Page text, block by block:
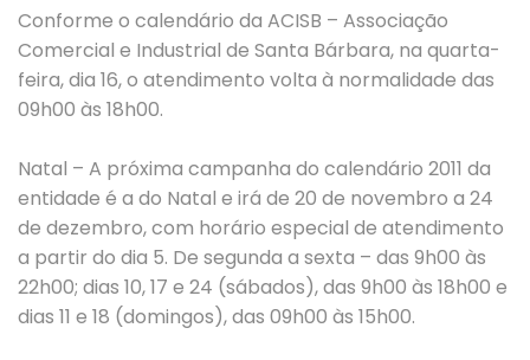
Conforme o calendário da ACISB – Associação
Comercial e Industrial de Santa Bárbara, na quarta-
feira, dia 16, o atendimento volta à normalidade das
09h00 às 18h00.
Natal – A próxima campanha do calendário 2011 da
entidade é a do Natal e irá de 20 de novembro a 24
de dezembro, com horário especial de atendimento
a partir do dia 5. De segunda a sexta – das 9h00 às
22h00; dias 10, 17 e 24 (sábados), das 9h00 às 18h00 e
dias 11 e 18 (domingos), das 09h00 às 15h00.